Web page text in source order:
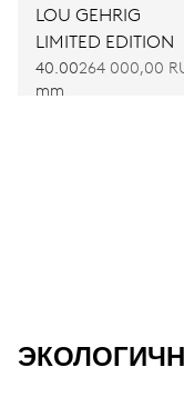
LOU GEHRIG
LIMITED EDITION
40.00
mm
264 000,00